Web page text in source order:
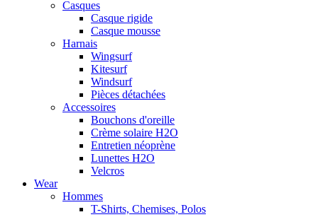
Casques
Casque rigide
Casque mousse
Harnais
Wingsurf
Kitesurf
Windsurf
Pièces détachées
Accessoires
Bouchons d'oreille
Crème solaire H2O
Entretien néoprène
Lunettes H2O
Velcros
Wear
Hommes
T-Shirts, Chemises, Polos